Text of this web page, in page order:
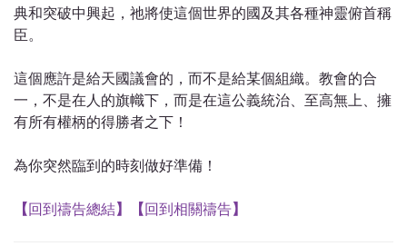
典和突破中興起，祂將使這個世界的國及其各種神靈俯首稱
臣。
這個應許是給天國議會的，而不是給某個組織。教會的合
一，不是在人的旗幟下，而是在這公義統治、至高無上、擁
有所有權柄的得勝者之下！
為你突然臨到的時刻做好準備！
【回到禱告總結】 【回到相關禱告】